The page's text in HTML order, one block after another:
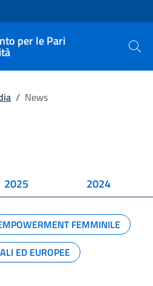
per le Pari
Cerca
/ News
2025 2024
FEMMINILE
ED EUROPEE